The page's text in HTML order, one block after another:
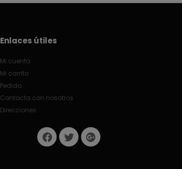
Enlaces útiles
Mi cuenta
Mi carrito
Pedido
Contacta con nosotros
Direcciones